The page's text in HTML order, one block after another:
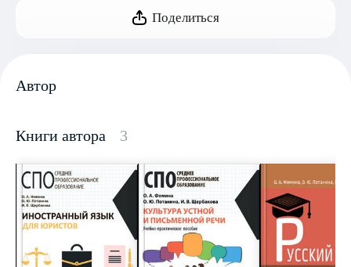
Поделиться
Автор
Книги автора 3